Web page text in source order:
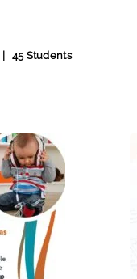
45 Students